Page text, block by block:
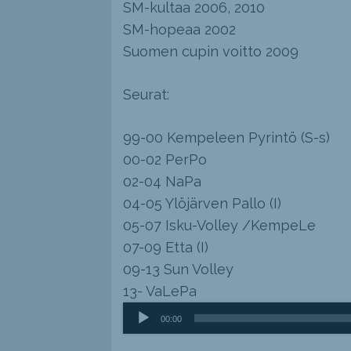
SM-kultaa 2006, 2010
SM-hopeaa 2002
Suomen cupin voitto 2009
Seurat:
99-00 Kempeleen Pyrintö (S-s)
00-02 PerPo
02-04 NaPa
04-05 Ylöjärven Pallo (I)
05-07 Isku-Volley /KempeLe
07-09 Etta (I)
09-13 Sun Volley
13- VaLePa
Äänitoistin
00:00